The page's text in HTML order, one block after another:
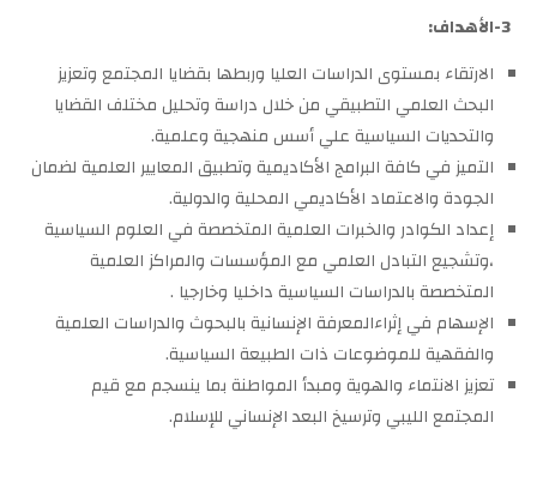
3-الأهداف:
الارتقاء بمستوى الدراسات العليا وربطها بقضايا المجتمع وتعزيز
البحث العلمي التطبيقي من خلال دراسة وتحليل مختلف القضايا
والتحديات السياسية علي أسس منهجية وعلمية.
التميز في كافة البرامج الأكاديمية وتطبيق المعايير العلمية لضمان
الجودة والاعتماد الأكاديمي المحلية والدولية.
إعداد الكوادر والخبرات العلمية المتخصصة في العلوم السياسية
،وتشجيع التبادل العلمي مع المؤسسات والمراكز العلمية
المتخصصة بالدراسات السياسية داخليا وخارجيا .
الإسهام في إثراءالمعرفة الإنسانية بالبحوث والدراسات العلمية
والفقهية للموضوعات ذات الطبيعة السياسية.
تعزيز الانتماء والهوية ومبدأ المواطنة بما ينسجم مع قيم
المجتمع الليبي وترسيخ البعد الإنساني للإسلام.